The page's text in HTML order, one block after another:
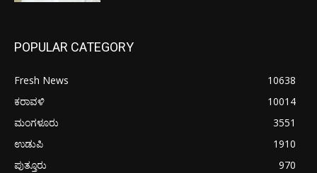
POPULAR CATEGORY
Fresh News
10638
ಕರಾವಳಿ
10014
ಮಂಗಳೂರು
3551
ಉಡುಪಿ
1910
ಪುತ್ತೂರು
970